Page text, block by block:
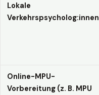
Lokale
Verkehrspsycholog:innen
Online-MPU-
Vorbereitung (z. B. MPU